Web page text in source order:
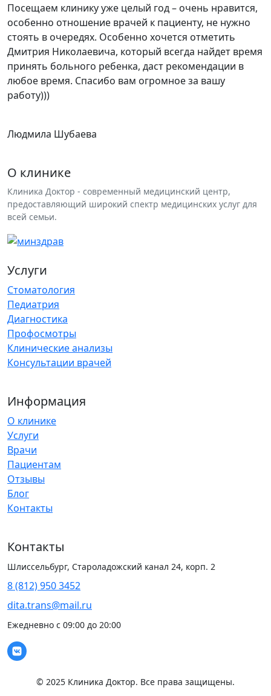
Посещаем клинику уже целый год – очень нравится,
особенно отношение врачей к пациенту, не нужно
стоять в очередях. Особенно хочется отметить
Дмитрия Николаевича, который всегда найдет время
принять больного ребенка, даст рекомендации в
любое время. Спасибо вам огромное за вашу
работу)))
Людмила Шубаева
О клинике
Клиника Доктор - современный медицинский центр,
предоставляющий широкий спектр медицинских услуг для
всей семьи.
Услуги
Стоматология
Педиатрия
Диагностика
Профосмотры
Клинические анализы
Консультации врачей
Информация
О клинике
Услуги
Врачи
Пациентам
Отзывы
Блог
Контакты
Контакты
Шлиссельбург, Староладожский канал 24, корп. 2
8 (812) 950 3452
dita.trans@mail.ru
Ежедневно с 09:00 до 20:00
© 2025 Клиника Доктор. Все права защищены.